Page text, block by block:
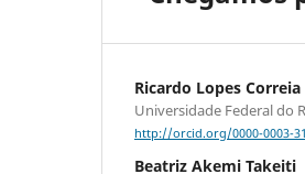
Ricardo Lopes Correia
Universidade Federal do
http://orcid.org/0000-0003-
Beatriz Akemi Takeiti